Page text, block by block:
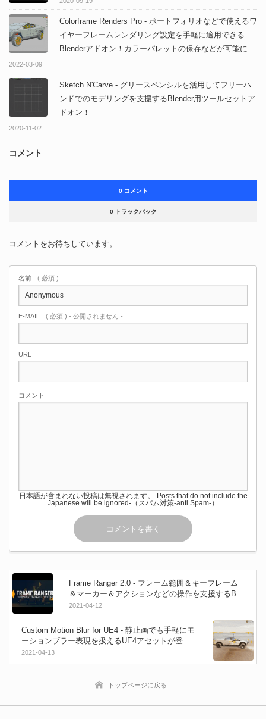
Colorframe Renders Pro - ポートフォリオなどで使えるワ
イヤーフレームレンダリング設定を手軽に適用できる
Blenderアドオン！カラーパレットの保存などが可能にな
2022-03-09
Sketch N'Carve - グリースペンシルを活用してフリーハ
ンドでのモデリングを支援するBlender用ツールセットア
ドオン！
2020-11-02
コメント
0 コメント
0 トラックバック
コメントをお待ちしています。
名前 ( 必須 )
E-MAIL ( 必須 ) - 公開されません -
URL
コメント
日本語が含まれない投稿は無視されます。-Posts that do not include the
Japanese will be ignored-（スパム対策-anti Spam-）
Frame Ranger 2.0 - フレーム範囲＆キーフレーム
＆マーカー＆アクションなどの操作を支援するBle
nderアドオン！無料版もあるよ！
2021-04-12
Custom Motion Blur for UE4 - 静止画でも手軽にモ
ーションブラー表現を扱えるUE4アセットが登
場！
2021-04-13
トップページに戻る